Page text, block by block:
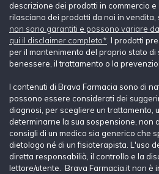
descrizione dei prodotti in commercio
rilasciano dei prodotti da noi in vendita,
non sono garantiti e possono variare
qui il disclaimer completo* . I prodotti
per il mantenimento del proprio stato di
benessere, il trattamento o la
I contenuti di Brava Farmacia sono di
possono essere considerati dei
diagnosi, per scegliere un trattamento,
determinarne la sua sospensione, non
consigli di un medico sia generico che
dietologo né di un fisioterapista. L'uso
diretta responsabilià, il controllo e la
lettore/utente. Brava Farmacia.it non è